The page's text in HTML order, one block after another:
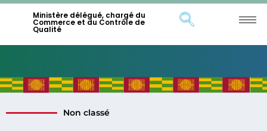
Ministère délégué, chargé du
Commerce et du Contrôle de
Qualité
Non classé